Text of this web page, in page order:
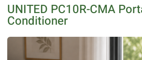
UNITED PC10R-CMA
Conditioner